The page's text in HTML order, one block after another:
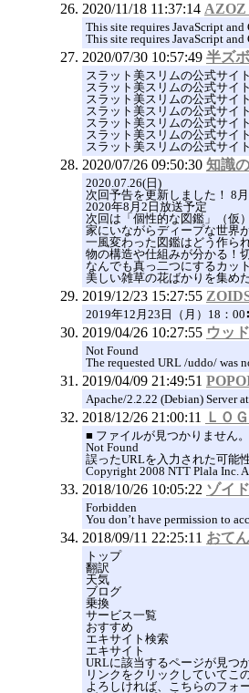
2020/11/18 11:37:14 AZOZ
This site requires JavaScript
This site requires JavaScript
2020/07/30 10:57:49 半ズ
スラット美スリムの公式サイ
スラット美スリムの公式サイ
スラット美スリムの公式サイ
スラット美スリムの公式サイ
スラット美スリムの公式サイ
スラット美スリムの公式サイ
スラット美スリムの公式サイ
2020/07/26 09:50:30 知識
2020.07.26(日)
次回予告を更新しました！ 8
2020年8月2日放送予定
次回は「個性的な図鑑」（仮）
家にいながらディープな世界
一風変わった図鑑はどう作ら
物の構造や仕組みが分かる！
なんでも真っ二つにするカッ
美しい雑草の花ばかりを集め
2019/12/23 15:27:55
2019年12月23日（月）18：00
2019/04/26 10:27:55 ウッ
Not Found
The requested URL /uddo/ was
2019/04/09 21:49:51
Apache/2.2.22 (Debian) Server
2018/12/26 21:00:11 ＬＯ
■ ファイルが見つかりません。
Not Found
誤ったURLを入力された可能
Copyright 2008 NTT Plala Inc.
2018/10/26 10:05:22 ゾイ
Forbidden
You don’t have permission to
2018/09/11 22:25:11 おて
トップ
翻訳
天気
ブログ
乗換
サービス一覧
おすすめ
エキサイト検索
エキサイト
URLに該当するページが見つ
リンクをクリックしていてこ
よろしければ、こちらのフォ